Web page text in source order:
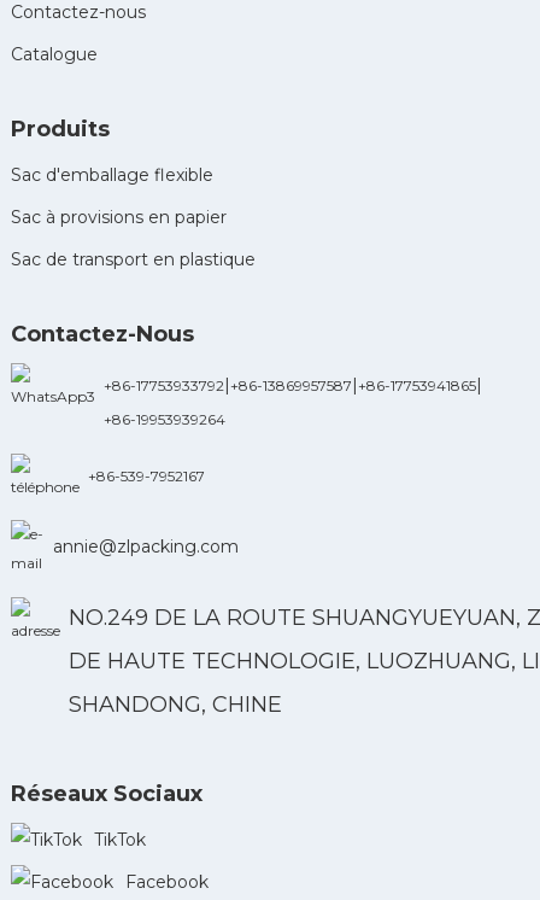
Contactez-nous
Catalogue
Produits
Sac d'emballage flexible
Sac à provisions en papier
Sac de transport en plastique
Contactez-Nous
+86-17753933792| +86-13869957587 | +86-17753941865|
+86-19953939264
+86-539-7952167
annie@zlpacking.com
NO.249 DE LA ROUTE SHUANGYUEYUAN,
DE HAUTE TECHNOLOGIE, LUOZHUANG,
SHANDONG, CHINE
Réseaux Sociaux
TikTok
Facebook